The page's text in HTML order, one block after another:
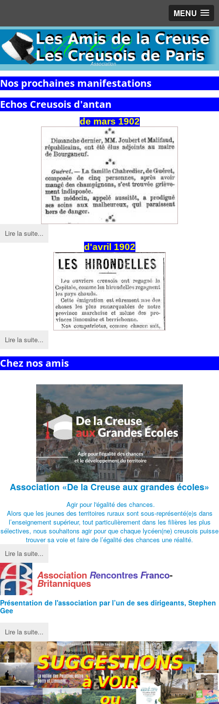
MENU
Association
Nos prochaines manifestations
Echos Creusois d'antan
de mars 1902
Lire la suite...
d'avril 1902
Lire la suite...
Chez nos amis
Association «De la Creuse aux grandes écoles»
Agir pour l'égalité des chances.
Alors que les jeunes des territoires ruraux sont sous-représenté(e)s dans
l’enseignement supérieur, tout particulièrement dans les filières les plus
sélectives, nous souhaitons agir pour que chaque lycéen(ne) creusois puisse
trouver sa voie et faire de l’égalité des chances une réalité.
Lire la suite...
AssociationRencontresFranco-
Britanniques
Présentation de l'association par l’un de ses dirigeants, Stephen
Gee
Lire la suite...